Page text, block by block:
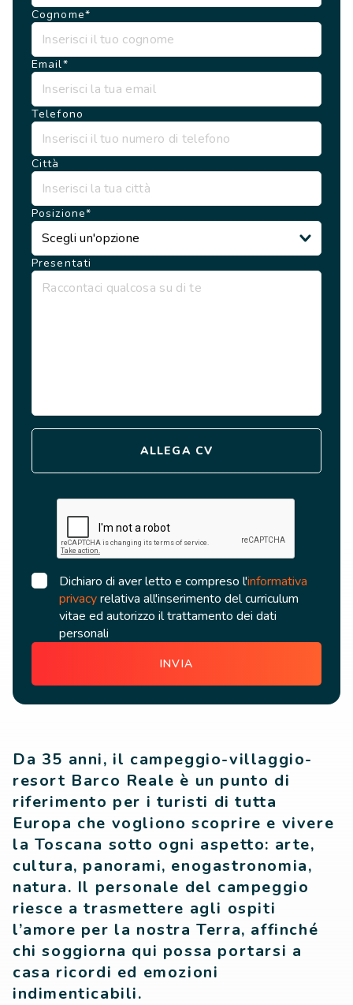
Contatti
Lavora con noi
LINGUE
EN NL FR DE
Da 35 anni, il campeggio-villaggio-
resort Barco Reale è un punto di
riferimento per i turisti di tutta
Europa che vogliono scoprire e vivere
la Toscana sotto ogni aspetto: arte,
cultura, panorami, enogastronomia,
natura. Il personale del campeggio
riesce a trasmettere agli ospiti
l’amore per la nostra Terra, affinché
chi soggiorna qui possa portarsi a
casa ricordi ed emozioni
indimenticabili.
Cognome*
Email*
Telefono
Città
Posizione*
Scegli un'opzione
Presentati
ALLEGA CV
Dichiaro di aver letto e compreso l'informativa
privacyrelativa all'inserimento del curriculum
vitae ed autorizzo il trattamento dei dati
personali
INVIA